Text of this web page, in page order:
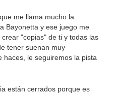
me llama mucho la
Bayonetta y ese juego me
"copias" de ti y todas las
tener suenan muy
haces, le seguiremos la pista
están cerrados porque es